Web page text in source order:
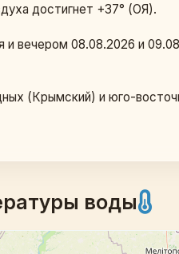
достигнет +37° (ОЯ).
и вечером 08.08.2026 и
(Крымский) и юго-
воды